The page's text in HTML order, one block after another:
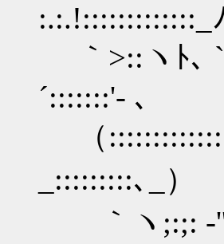
｀>::ヽﾄ､ `
´:::::::'- ､
（:::::::::::::
_:::::::::､_）
｀ヽ;:;: -''"|